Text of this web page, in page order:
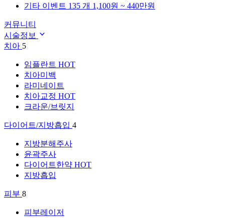
기타 이벤트 135 개 1,100원 ~ 440만원
커뮤니티
시술정보
치아 5
임플란트 HOT
치아미백
라미네이트
치아교정 HOT
크라운/브릿지
다이어트/지방흡입 4
지방분해주사
윤곽주사
다이어트한약 HOT
지방흡입
피부 8
피부레이저